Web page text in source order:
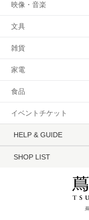
映像・音楽
文具
雑貨
家電
食品
イベントチケット
HELP & GUIDE
SHOP LIST